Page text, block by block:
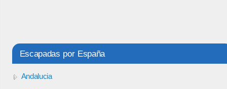
Escapadas por España
Andalucia